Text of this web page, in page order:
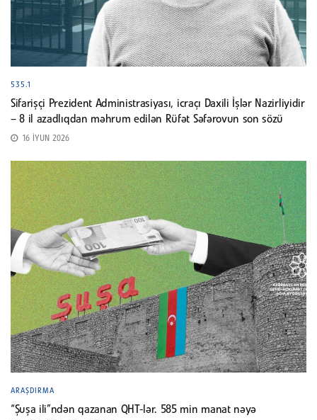
535.1
Sifarişçi Prezident Administrasiyası, icraçı Daxili İşlər Nazirliyidir
– 8 il azadlıqdan məhrum edilən Rüfət Səfərovun son sözü
16 İYUN 2026
ARAŞDIRMA
“Şuşa ili”ndən qazanan QHT-lər. 585 min manat nəyə